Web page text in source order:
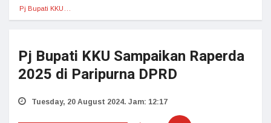
Pj Bupati KKU…
Pj Bupati KKU Sampaikan Raperda
2025 di Paripurna DPRD
Tuesday, 20 August 2024. Jam: 12:17